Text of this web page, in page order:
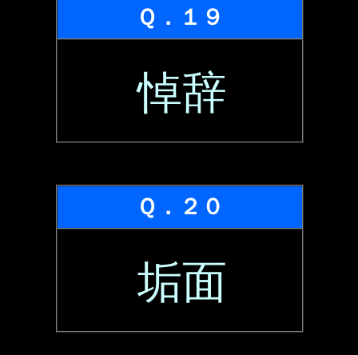
Ｑ．１９
悼辞
Ｑ．２０
垢面